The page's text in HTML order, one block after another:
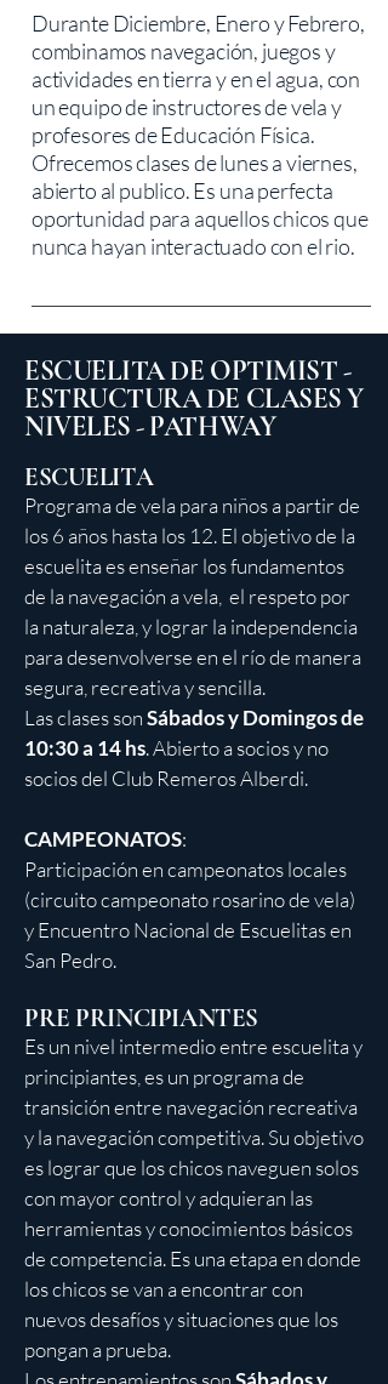
Durante Diciembre, Enero y Febrero,
combinamos navegación, juegos y
actividades en tierra y en el agua, con
un equipo de instructores de vela y
profesores de Educación Física.
Ofrecemos clases de lunes a viernes,
abierto al publico. Es una perfecta
oportunidad para aquellos chicos que
nunca hayan interactuado con el rio.
ESCUELITA DE OPTIMIST -
ESTRUCTURA DE CLASES Y
NIVELES - PATHWAY
ESCUELITA
Programa de vela para niños a partir de
los 6 años hasta los 12. El objetivo de la
escuelita es enseñar los fundamentos
de la navegación a vela, el respeto por
la naturaleza, y lograr la independencia
para desenvolverse en el río de manera
segura, recreativa y sencilla.
Las clases sonSábados y Domingos de
10:30 a 14 hs. Abierto a socios y no
socios del Club Remeros Alberdi.
CAMPEONATOS:
Participación en campeonatos locales
(circuito campeonato rosarino de vela)
y Encuentro Nacional de Escuelitas en
San Pedro.
PRE PRINCIPIANTES
Es un nivel intermedio entre escuelita y
principiantes, es un programa de
transición entre navegación recreativa
y la navegación competitiva. Su objetivo
es lograr que los chicos naveguen solos
con mayor control y adquieran las
herramientas y conocimientos básicos
de competencia. Es una etapa en donde
los chicos se van a encontrar con
nuevos desafíos y situaciones que los
pongan a prueba.